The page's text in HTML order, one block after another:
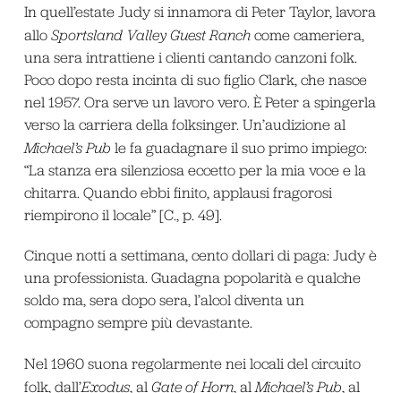
In quell’estate Judy si innamora di Peter Taylor, lavora
allo Sportsland Valley Guest Ranchcome cameriera,
una sera intrattiene i clienti cantando canzoni folk.
Poco dopo resta incinta di suo figlio Clark, che nasce
nel 1957. Ora serve un lavoro vero. È Peter a spingerla
verso la carriera della folksinger. Un’audizione al
Michael’s Pub le fa guadagnare il suo primo impiego:
“La stanza era silenziosa eccetto per la mia voce e la
chitarra. Quando ebbi finito, applausi fragorosi
riempirono il locale” [C., p. 49].
Cinque notti a settimana, cento dollari di paga: Judy è
una professionista. Guadagna popolarità e qualche
soldo ma, sera dopo sera, l’alcol diventa un
compagno sempre più devastante.
Nel 1960 suona regolarmente nei locali del circuito
folk, dall’Exodus, al Gate of Horn, al Michael’s Pub, al